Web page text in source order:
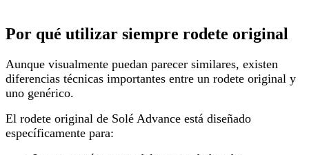
Por qué utilizar siempre rodete original
Aunque visualmente puedan parecer similares, existen
diferencias técnicas importantes entre un rodete original y
uno genérico.
El rodete original de Solé Advance está diseñado
específicamente para: